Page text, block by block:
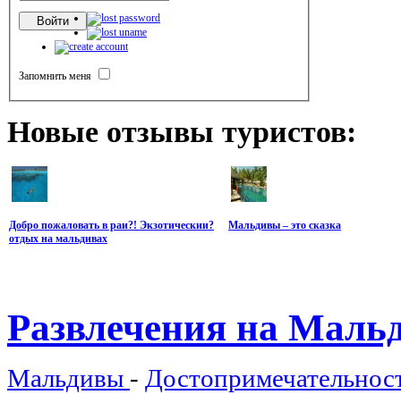
Запомнить меня
Новые отзывы туристов:
Добро пожаловать в раи?! Экзотическии?
отдых на мальдивах
Мальдивы – это сказка
Развлечения на
Мальдивы -